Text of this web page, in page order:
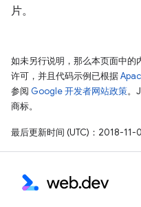
片。
如未另行说明，那么本页面中的
许可，并且代码示例已根据
参阅 Google 开发者网站政策。
商标。
最后更新时间 (UTC)：2018-11-